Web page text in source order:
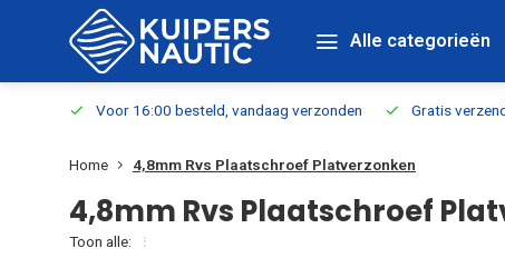
Alle categorieën
Voor 16:00 besteld, vandaag verzonden Gratis
Home 4,8mm Rvs Plaatschroef Platverzonken
4,8mm Rvs Plaatschroef
Toon alle: